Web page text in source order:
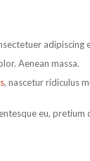
adipiscing
Aenean massa.
, nascetur ridiculus
eu, pretium